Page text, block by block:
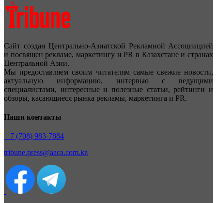
Сайт создан Центрально-Азиатской Рекламной Ассоциацией
и посвящен рекламе, маркетингу и PR в Казахстане и странах
Центральной Азии.
Мы предоставляем своим читателям самые свежие новости,
актуальную информацию, интервью с ведущими
специалистами, интересные и полезные статьи, рейтинги и
обзоры, касающиеся рынка рекламы, маркетинга и PR.
Наши контакты
+7 (708) 983-7884
tribune.press@aaca.com.kz